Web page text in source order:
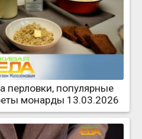
перловки, популярные
монарды 13.03.2026